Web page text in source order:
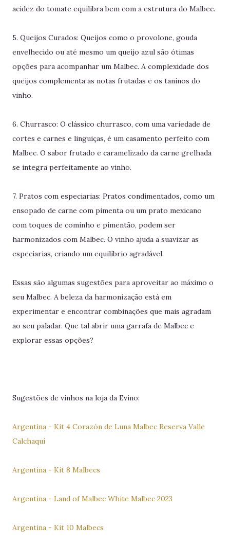
acidez do tomate equilibra bem com a estrutura do Malbec.
5. Queijos Curados: Queijos como o provolone, gouda
envelhecido ou até mesmo um queijo azul são ótimas
opções para acompanhar um Malbec. A complexidade dos
queijos complementa as notas frutadas e os taninos do
vinho.
6. Churrasco: O clássico churrasco, com uma variedade de
cortes e carnes e linguiças, é um casamento perfeito com
Malbec. O sabor frutado e caramelizado da carne grelhada
se integra perfeitamente ao vinho.
7. Pratos com especiarias: Pratos condimentados, como um
ensopado de carne com pimenta ou um prato mexicano
com toques de cominho e pimentão, podem ser
harmonizados com Malbec. O vinho ajuda a suavizar as
especiarias, criando um equilíbrio agradável.
Essas são algumas sugestões para aproveitar ao máximo o
seu Malbec. A beleza da harmonização está em
experimentar e encontrar combinações que mais agradam
ao seu paladar. Que tal abrir uma garrafa de Malbec e
explorar essas opções?
Sugestões de vinhos na loja da Evino:
Argentina - Kit 4 Corazón de Luna Malbec Reserva Valle
Calchaquí
Argentina - Kit 8 Malbecs
Argentina - Land of Malbec White Malbec 2023
Argentina - Kit 10 Malbecs